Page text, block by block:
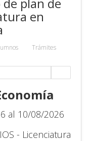
en
Trámites
al 10/08/2026
- Licenciatura